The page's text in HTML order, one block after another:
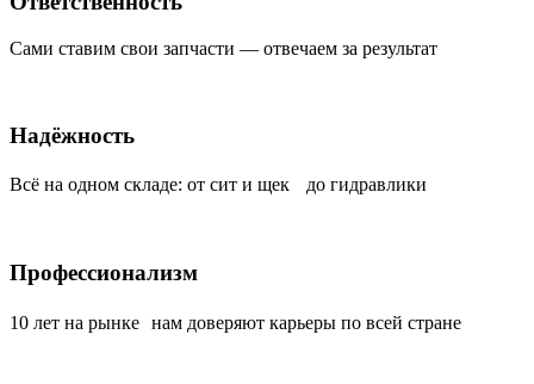
Сами ставим свои запчасти — отвечаем за результат
Надёжность
Всё на одном складе: от сит и щек до гидравлики
Профессионализм
10 лет на рынке нам доверяют карьеры по всей стране